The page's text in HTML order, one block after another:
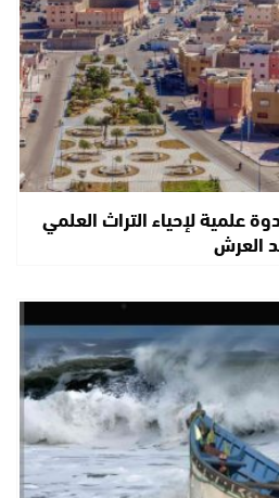
علمية لإحياء التراث العلمي